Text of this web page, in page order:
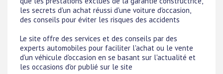
les secrets d'un achat réussi d'une voiture d'occasion,
des conseils pour éviter les risques des accidents
Le site offre des services et des conseils par des
experts automobiles pour faciliter l'achat ou le vente
d'un véhicule d'occasion en se basant sur l'actualité et
les occasions d'or publié sur le site